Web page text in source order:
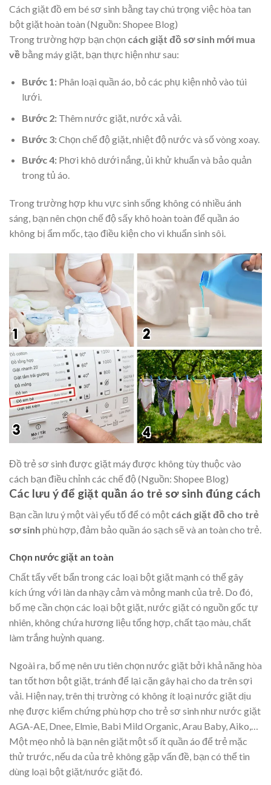
Cách giặt đồ em bé sơ sinh bằng tay chú trọng việc hòa tan
bột giặt hoàn toàn (Nguồn: Shopee Blog)
Trong trường hợp bạn chọn cách giặt đồ sơ sinh mới mua
về bằng máy giặt, bạn thực hiện như sau:
Bước 1: Phân loại quần áo, bỏ các phụ kiện nhỏ vào túi
lưới.
Bước 2: Thêm nước giặt, nước xả vải.
Bước 3:Chọn chế độ giặt, nhiệt độ nước và số vòng xoay.
Bước 4:Phơi khô dưới nắng, ủi khử khuẩn và bảo quản
trong tủ áo.
Trong trường hợp khu vực sinh sống không có nhiều ánh
sáng, bạn nên chọn chế độ sấy khô hoàn toàn để quần áo
không bị ẩm mốc, tạo điều kiện cho vi khuẩn sinh sôi.
Đồ trẻ sơ sinh được giặt máy được không tùy thuộc vào
cách bạn điều chỉnh các chế độ (Nguồn: Shopee Blog)
Các lưu ý để giặt quần áo trẻ sơ sinh đúng cách
Bạn cần lưu ý một vài yếu tố để có một cách giặt đồ cho trẻ
sơ sinh phù hợp, đảm bảo quần áo sạch sẽ và an toàn cho trẻ.
Chọn nước giặt an toàn
Chất tẩy vết bẩn trong các loại bột giặt mạnh có thể gây
kích ứng với làn da nhạy cảm và mỏng manh của trẻ. Do đó,
bố mẹ cần chọn các loại bột giặt, nước giặt có nguồn gốc tự
nhiên, không chứa hương liệu tổng hợp, chất tạo màu, chất
làm trắng huỳnh quang.
Ngoài ra, bố mẹ nên ưu tiên chọn nước giặt bởi khả năng hòa
tan tốt hơn bột giặt, tránh để lại cặn gây hại cho da trên sợi
vải. Hiện nay, trên thị trường có không ít loại nước giặt dịu
nhẹ được kiểm chứng phù hợp cho trẻ sơ sinh như nước giặt
AGA-AE, Dnee, Elmie, Babi Mild Organic, Arau Baby, Aiko,…
Một mẹo nhỏ là bạn nên giặt một số ít quần áo để trẻ mặc
thử trước, nếu da của trẻ không gặp vấn đề, bạn có thể tin
dùng loại bột giặt/nước giặt đó.